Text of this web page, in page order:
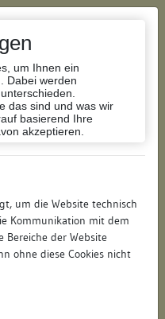
um Ihnen ein
Dabei werden
das sind und was wir
basierend Ihre
akzeptieren.
um die Website technisch
Kommunikation mit dem
Bereiche der Website
ohne diese Cookies nicht
Restaurierung
Restaurierung